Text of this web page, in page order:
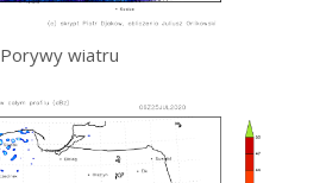
Porywy wiatru